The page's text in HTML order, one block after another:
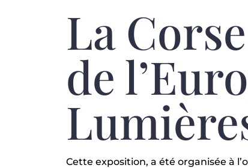
La
de
Cette exposition, a été organisée à